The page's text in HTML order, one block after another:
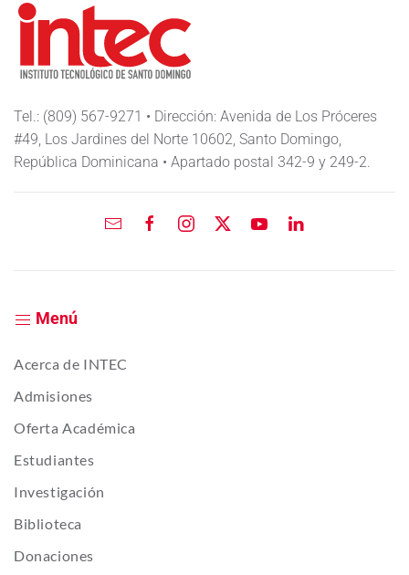
Tel.: (809) 567-9271 • Dirección: Avenida de Los Próceres
#49, Los Jardines del Norte 10602, Santo Domingo,
República Dominicana • Apartado postal 342-9 y 249-2.
Menú
Acerca de INTEC
Admisiones
Oferta Académica
Estudiantes
Investigación
Biblioteca
Donaciones